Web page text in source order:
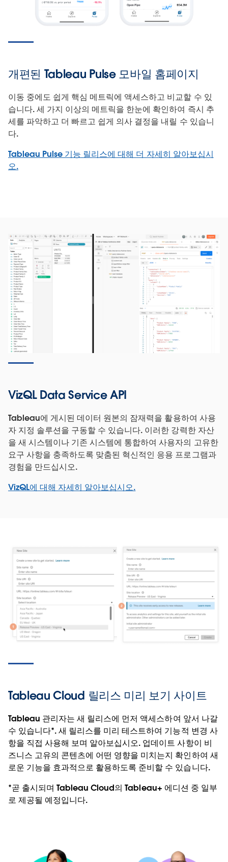
개편된 Tableau Pulse 모바일 홈페이지
이동 중에도 쉽게 핵심 메트릭에 액세스하고 비교할 수 있
습니다. 세 가지 이상의 메트릭을 한눈에 확인하여 즉시 추
세를 파악하고 더 빠르고 쉽게 의사 결정을 내릴 수 있습니
다.
Tableau Pulse 기능 릴리스에 대해 더 자세히 알아보십시
오.
VizQL Data Service API
Tableau에 게시된 데이터 원본의 잠재력을 활용하여 사용
자 지정 솔루션을 구동할 수 있습니다. 이러한 강력한 자산
을 새 시스템이나 기존 시스템에 통합하여 사용자의 고유한
요구 사항을 충족하도록 맞춤된 혁신적인 응용 프로그램과
경험을 만드십시오.
VizQL에 대해 자세히 알아보십시오.
Tableau Cloud 릴리스 미리 보기 사이트
Tableau 관리자는 새 릴리스에 먼저 액세스하여 앞서 나갈
수 있습니다*. 새 릴리스를 미리 테스트하여 기능적 변경 사
항을 직접 사용해 보며 알아보십시오. 업데이트 사항이 비
즈니스 고유의 콘텐츠에 어떤 영향을 미치는지 확인하여 새
로운 기능을 효과적으로 활용하도록 준비할 수 있습니다.
*곧 출시되며 Tableau Cloud의 Tableau+ 에디션 중 일부
로 제공될 예정입니다.